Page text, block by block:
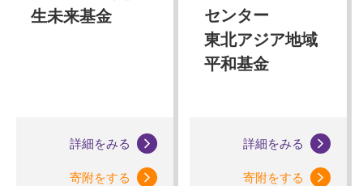
生未来基金
詳細をみる
寄附をする
センター
東北アジア地域
平和基金
詳細をみる
寄附をする